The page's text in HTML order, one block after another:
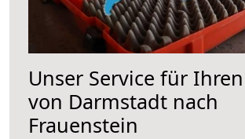
Unser Service für
von Darmstadt nach
Frauenstein